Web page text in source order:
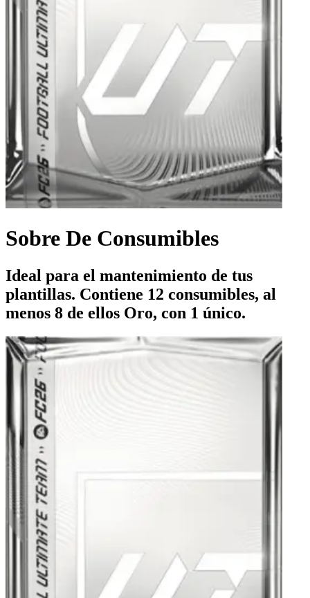
Sobre De Consumibles
Ideal para el mantenimiento de tus
plantillas. Contiene 12 consumibles, al
menos 8 de ellos Oro, con 1 único.